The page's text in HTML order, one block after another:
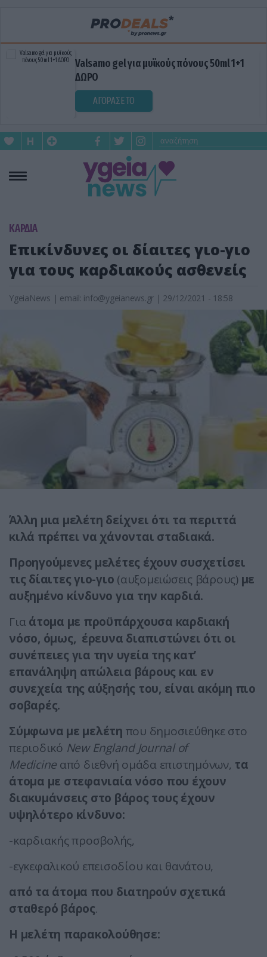
Valsamo gel για μυϊκούς πόνους 50ml 1+1
ΔΩΡΟ
ΑΓΟΡΑΣΕ ΤΟ
KΑΡΔΙΑ
Επικίνδυνες οι δίαιτες γιο-γιο
για τους καρδιακούς ασθενείς
YgeiaNews | email: info@ygeianews.gr | 29/12/2021 - 18:58
Άλλη μια μελέτη δείχνει ότι τα περιττά
κιλά πρέπει να χάνονται σταδιακά.
Προηγούμενες μελέτες έχουν συσχετίσει
τις δίαιτες γιο-γιο (αυξομειώσεις βάρους) με
αυξημένο κίνδυνο για την καρδιά.
Για άτομα με προϋπάρχουσα καρδιακή
νόσο, όμως, έρευνα διαπιστώνει ότι οι
συνέπειες για την υγεία της κατ’
επανάληψη απώλεια βάρους και εν
συνεχεία της αύξησής του, είναι ακόμη πιο
σοβαρές.
Σύμφωνα με μελέτη που δημοσιεύθηκε στο
περιοδικό New England Journal of
Medicine από διεθνή ομάδα επιστημόνων, τα
άτομα με στεφανιαία νόσο που έχουν
διακυμάνσεις στο βάρος τους έχουν
υψηλότερο κίνδυνο:
-καρδιακής προσβολής,
-εγκεφαλικού επεισοδίου και θανάτου,
από τα άτομα που διατηρούν σχετικά
σταθερό βάρος.
Η μελέτη παρακολούθησε: